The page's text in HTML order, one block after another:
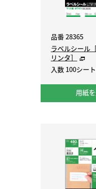
品番 28365
ラベルシール
リンタ］
入数 100シー
用紙